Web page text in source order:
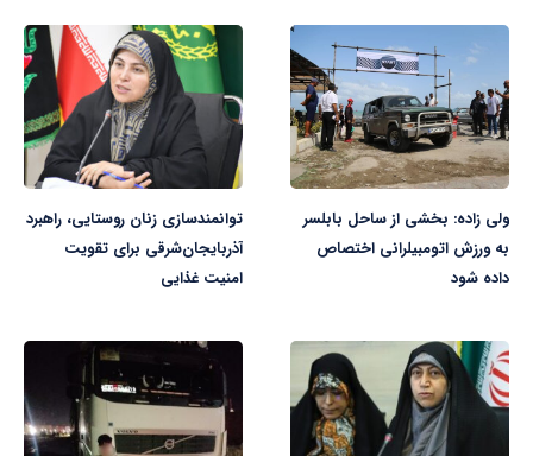
ولی زاده: بخشی از ساحل بابلسر
به ورزش اتومبیلرانی اختصاص
داده شود
توانمندسازی زنان روستایی، راهبرد
آذربایجان‌شرقی برای تقویت
امنیت غذایی